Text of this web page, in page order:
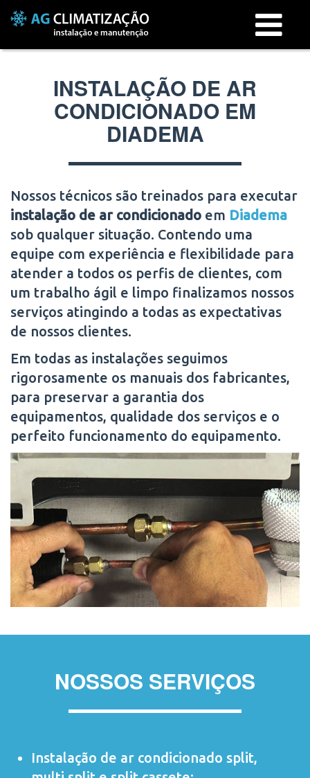
Menu
INSTALAÇÃO DE AR
CONDICIONADO EM
DIADEMA
Nossos técnicos são treinados para executar
instalação de ar condicionado em Diadema
sob qualquer situação. Contendo uma
equipe com experiência e flexibilidade para
atender a todos os perfis de clientes, com
um trabalho ágil e limpo finalizamos nossos
serviços atingindo a todas as expectativas
de nossos clientes.
Em todas as instalações seguimos
rigorosamente os manuais dos fabricantes,
para preservar a garantia dos
equipamentos, qualidade dos serviços e o
perfeito funcionamento do equipamento.
NOSSOS SERVIÇOS
Instalação de ar condicionado split,